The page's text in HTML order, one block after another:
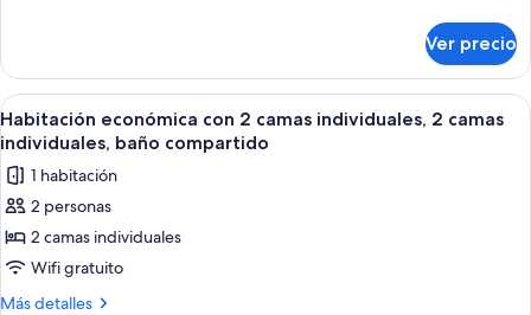
baño
compartido
individual
estándar,
1
cama
baño
compartido
Ver precio
Abrir
todas
las
fotos
de
Habitación
económica
con
Una habitación pequeña con una
6
Habitación económica con 2 camas individuales, 2 camas
individuales, baño compartido
1 habitación
2 personas
2 camas individuales
Wifi gratuito
Más detalles
Más